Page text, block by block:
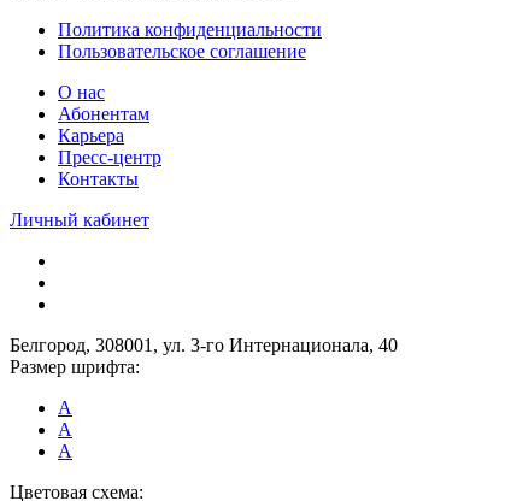
Политика конфиденциальности
Пользовательское соглашение
О нас
Абонентам
Карьера
Пресс-центр
Контакты
Личный кабинет
Белгород, 308001, ул. 3-го Интернационала, 40
Размер шрифта:
A
A
A
Цветовая схема: